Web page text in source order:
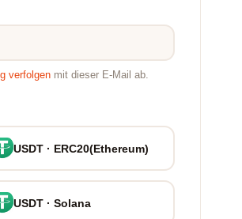
verfolgen mit dieser E-Mail ab.
USDT · ERC20(Ethereum)
USDT · Solana